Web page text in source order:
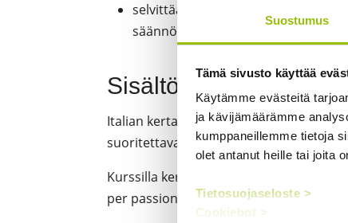
Suostumus
Tämä sivusto käyttää
Käytämme evästeitä
ja kävijämäärämme
kumppaneillemme tietoja
olet antanut heille tai joita
Tietosuojaseloste >
Cookiebot >
selvittää pääajatukset ja keskeisiä
säännöllisesti toistuvia teemoja
Sisältö
Italian kertausta verkossa -kurssi sopii
suoritettavaksi yhtä aikaaItalia 5 -
Kurssilla kerrataan ja harjoitellaan lisää
per passione -oppikirjan (kappaleet 1–3)